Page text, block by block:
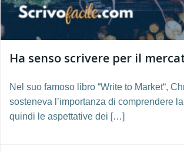
Ha senso scrivere per il
Nel suo famoso libro “Write to Market“,
sosteneva l’importanza di comprendere
quindi le aspettative dei […]